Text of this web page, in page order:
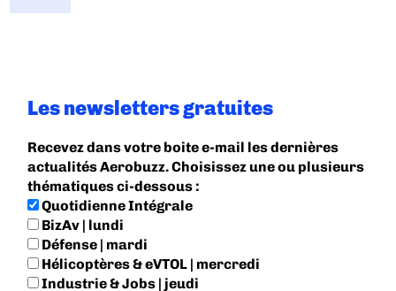
Les newsletters gratuites
Recevez dans votre boite e-mail les dernières
actualités Aerobuzz. Choisissez une ou plusieurs
thématiques ci-dessous :
Quotidienne Intégrale
BizAv | lundi
Défense | mardi
Hélicoptères & eVTOL | mercredi
Industrie & Jobs | jeudi